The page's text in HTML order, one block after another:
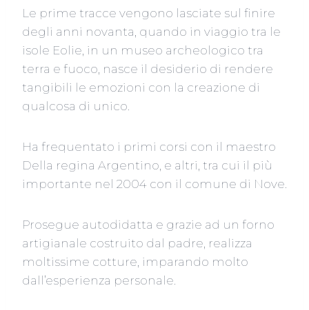
Le prime tracce vengono lasciate sul finire
degli anni novanta, quando in viaggio tra le
isole Eolie, in un museo archeologico tra
terra e fuoco, nasce il desiderio di rendere
tangibili le emozioni con la creazione di
qualcosa di unico.
Ha frequentato i primi corsi con il maestro
Della regina Argentino, e altri, tra cui il più
importante nel 2004 con il comune di Nove.
Prosegue autodidatta e grazie ad un forno
artigianale costruito dal padre, realizza
moltissime cotture, imparando molto
dall’esperienza personale.